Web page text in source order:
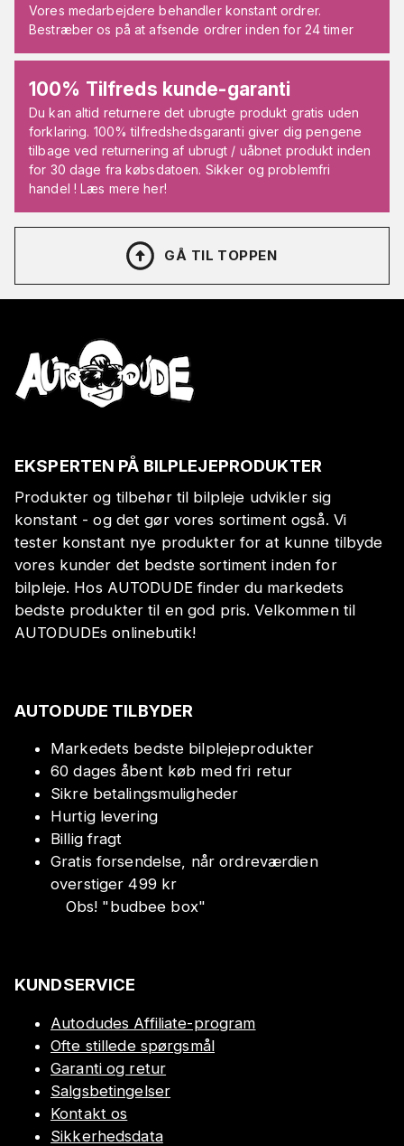
Vores medarbejdere behandler konstant ordrer.
Bestræber os på at afsende ordrer inden for 24 timer
100% Tilfreds kunde-garanti
Du kan altid returnere det ubrugte produkt gratis uden
forklaring. 100% tilfredshedsgaranti giver dig pengene
tilbage ved returnering af ubrugt / uåbnet produkt inden
for 30 dage fra købsdatoen. Sikker og problemfri
handel ! Læs mere her!
GÅ TIL TOPPEN
EKSPERTEN PÅ BILPLEJEPRODUKTER
Produkter og tilbehør til bilpleje udvikler sig
konstant - og det gør vores sortiment også. Vi
tester konstant nye produkter for at kunne tilbyde
vores kunder det bedste sortiment inden for
bilpleje. Hos AUTODUDE finder du markedets
bedste produkter til en god pris. Velkommen til
AUTODUDEs onlinebutik!
AUTODUDE TILBYDER
Markedets bedste bilplejeprodukter
60 dages åbent køb med fri retur
Sikre betalingsmuligheder
Hurtig levering
Billig fragt
Gratis forsendelse, når ordreværdien
overstiger 499 kr
Obs! "budbee box"
KUNDSERVICE
Autodudes Affiliate-program
Ofte stillede spørgsmål
Garanti og retur
Salgsbetingelser
Kontakt os
Sikkerhedsdata